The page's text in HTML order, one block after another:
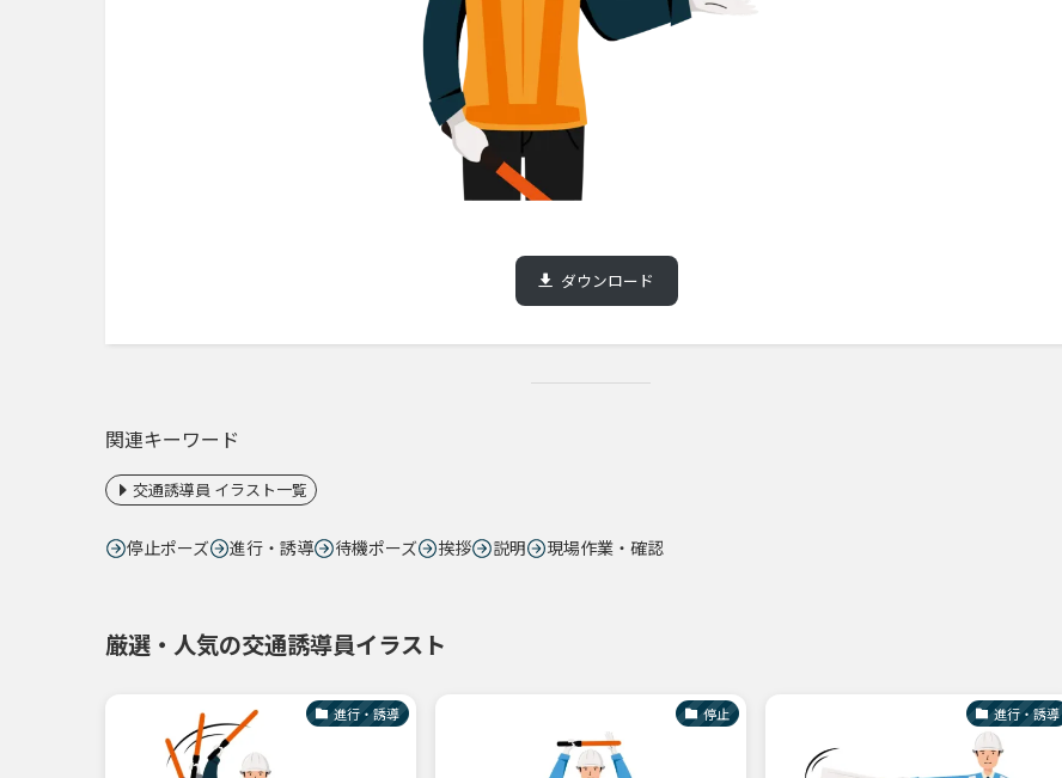
ダウンロード
関連キーワード
交通誘導員 イラスト一覧
停止ポーズ 進行・誘導 待機ポーズ 挨拶 説明 現場作業・確認
厳選・人気の交通誘導員イラスト
進行・誘導 停止 進行・誘導